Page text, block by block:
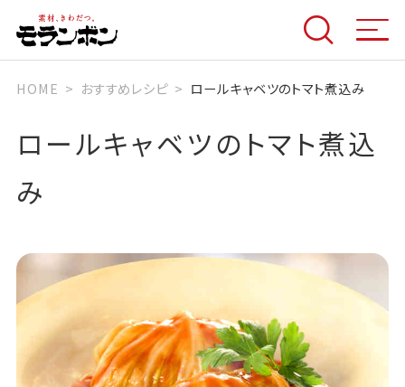
HOME おすすめレシピ ロールキャベツのトマト煮込み
ロールキャベツのトマト煮込
み